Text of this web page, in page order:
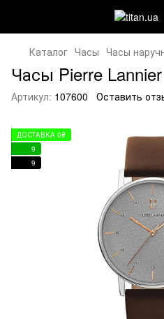
Каталог Часы Часы
Часы Pierre
Артикул: 107600 Оставить
ДОСТАВКА 0₴
9
9